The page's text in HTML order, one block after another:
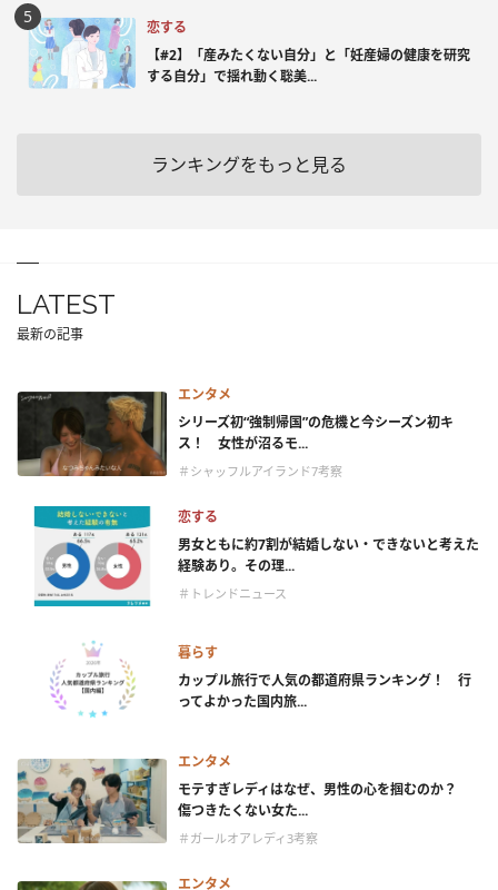
恋する
【#2】「産みたくない自分」と「妊産婦の健康を研究
する自分」で揺れ動く聡美...
ランキングをもっと見る
LATEST
最新の記事
エンタメ
シリーズ初“強制帰国”の危機と今シーズン初キ
ス！ 女性が沼るモ...
＃シャッフルアイランド7考察
恋する
男女ともに約7割が結婚しない・できないと考えた
経験あり。その理...
＃トレンドニュース
暮らす
カップル旅行で人気の都道府県ランキング！ 行
ってよかった国内旅...
エンタメ
モテすぎレディはなぜ、男性の心を掴むのか？
傷つきたくない女た...
＃ガールオアレディ3考察
エンタメ